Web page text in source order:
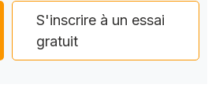
S'inscrire à un essai
gratuit